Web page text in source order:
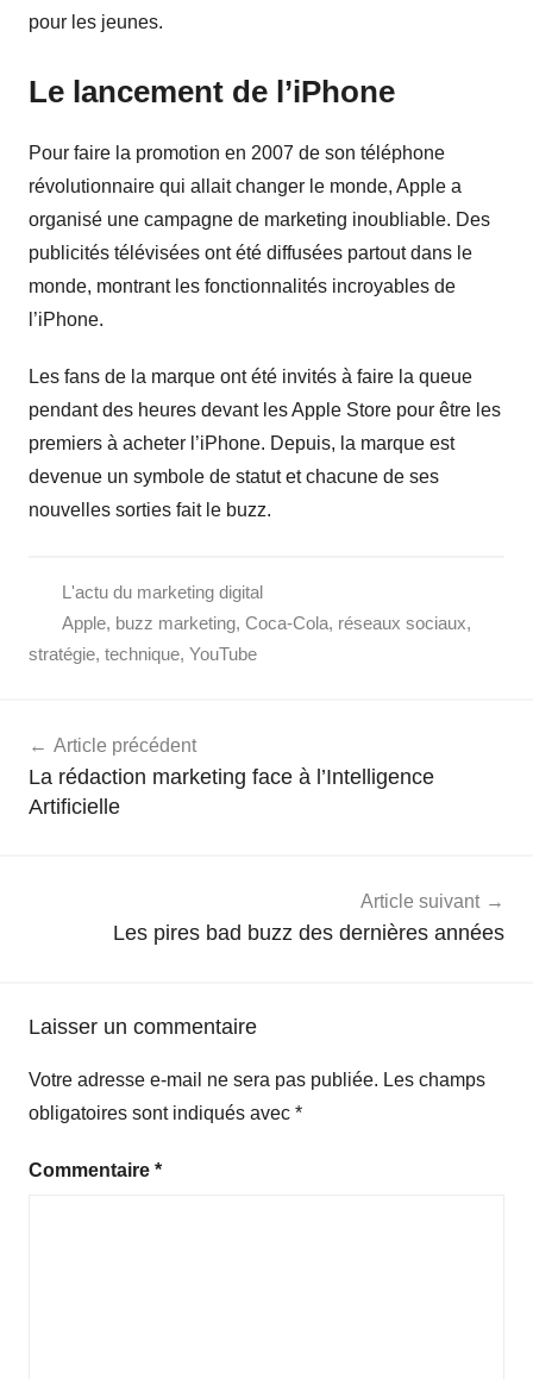
pour les jeunes.
Le lancement de l’iPhone
Pour faire la promotion en 2007 de son téléphone
révolutionnaire qui allait changer le monde, Apple a
organisé une campagne de marketing inoubliable. Des
publicités télévisées ont été diffusées partout dans le
monde, montrant les fonctionnalités incroyables de
l’iPhone.
Les fans de la marque ont été invités à faire la queue
pendant des heures devant les Apple Store pour être les
premiers à acheter l’iPhone. Depuis, la marque est
devenue un symbole de statut et chacune de ses
nouvelles sorties fait le buzz.
L'actu du marketing digital
Apple, buzz marketing, Coca-Cola, réseaux sociaux,
stratégie, technique, YouTube
de
l’article
Article précédent
La rédaction marketing face à l’Intelligence
Artificielle
Article suivant
Les pires bad buzz des dernières années
Laisser un commentaire
Votre adresse e-mail ne sera pas publiée. Les champs
obligatoires sont indiqués avec *
Commentaire *